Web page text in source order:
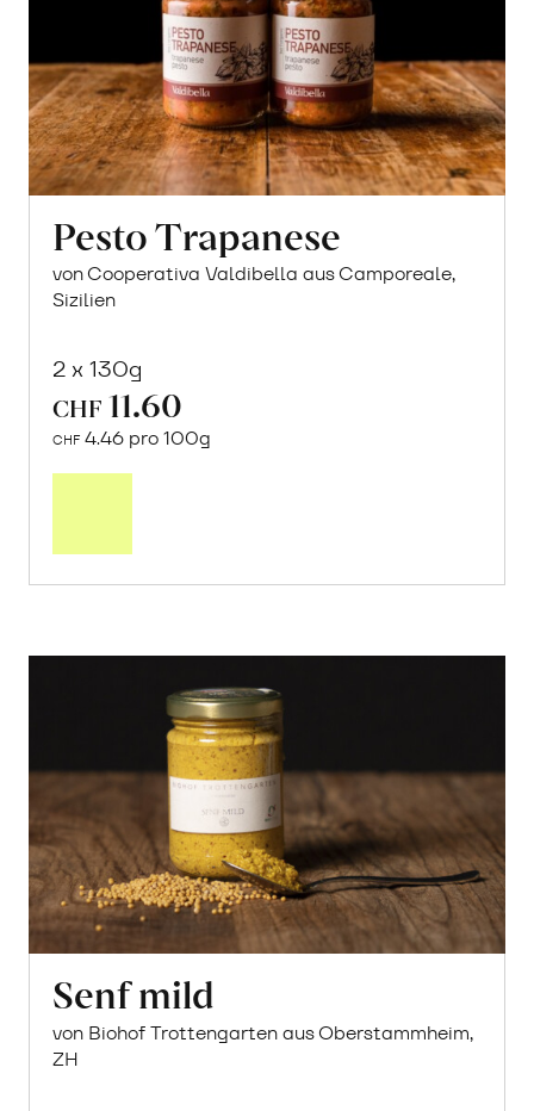
Pesto Trapanese
von Cooperativa Valdibella aus Camporeale,
Sizilien
2 x 130g
CHF 11.60
CHF 4.46 pro 100g
Senf mild
von Biohof Trottengarten aus Oberstammheim,
ZH